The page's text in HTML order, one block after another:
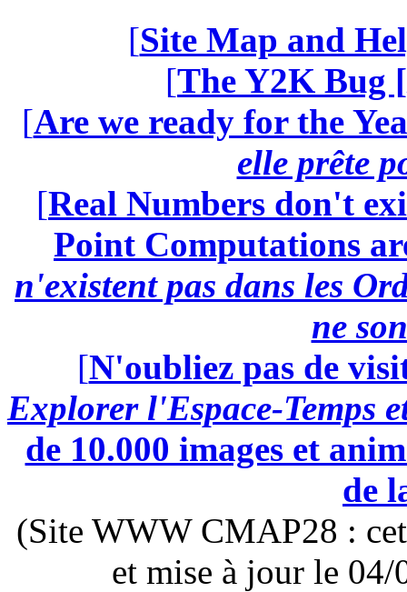
[Site Map and
[The Y2K Bug [
[Are we ready for the
elle prête
[Real Numbers don't
Point Computations
n'existent pas dans les
ne
[N'oubliez pas de
Explorer l'Espace-Temps
de 10.000 images et
de
(Site WWW CMAP28 :
et mise à jour le